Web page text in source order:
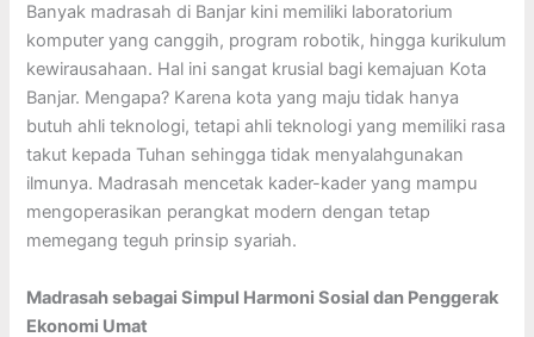
Banyak madrasah di Banjar kini memiliki laboratorium
komputer yang canggih, program robotik, hingga kurikulum
kewirausahaan. Hal ini sangat krusial bagi kemajuan Kota
Banjar. Mengapa? Karena kota yang maju tidak hanya
butuh ahli teknologi, tetapi ahli teknologi yang memiliki rasa
takut kepada Tuhan sehingga tidak menyalahgunakan
ilmunya. Madrasah mencetak kader-kader yang mampu
mengoperasikan perangkat modern dengan tetap
memegang teguh prinsip syariah.
Madrasah sebagai Simpul Harmoni Sosial dan Penggerak
Ekonomi Umat